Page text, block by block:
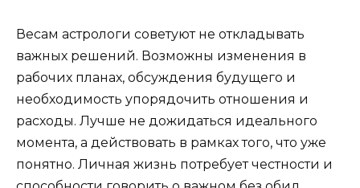
Весам астрологи советуют не откладывать
важных решений. Возможны изменения в
рабочих планах, обсуждения будущего и
необходимость упорядочить отношения и
расходы. Лучше не дожидаться идеального
момента, а действовать в рамках того, что уже
понятно. Личная жизнь потребует честности и